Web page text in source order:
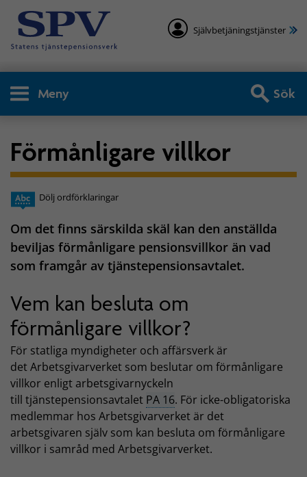
Självbetjäningstjänster
Meny Sök
Förmånligare villkor
Dölj ordförklaringar
Om det finns särskilda skäl kan den anställda
beviljas förmånligare pensionsvillkor än vad
som framgår av tjänstepensionsavtalet.
Vem kan besluta om
förmånligare villkor?
För statliga myndigheter och affärsverk är
det Arbetsgivarverket som beslutar om förmånligare
villkor enligt arbetsgivarnyckeln
till tjänstepensionsavtalet PA 16. För icke-obligatoriska
medlemmar hos Arbetsgivarverket är det
arbetsgivaren själv som kan besluta om förmånligare
villkor i samråd med Arbetsgivarverket.